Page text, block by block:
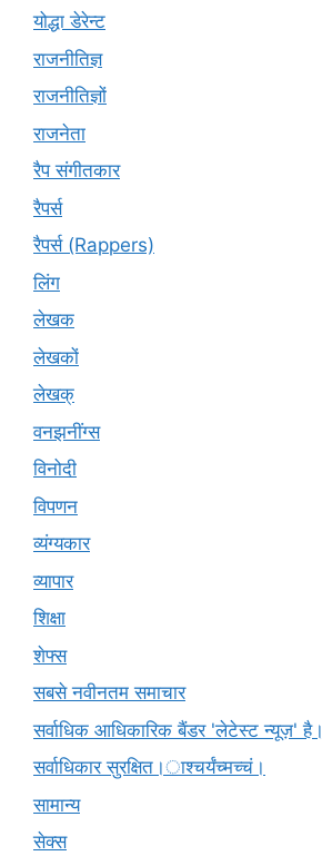
योद्धा डेरेन्ट
राजनीतिज्ञ
राजनीतिज्ञों
राजनेता
रैप संगीतकार
रैपर्स
रैपर्स (Rappers)
लिंग
लेखक
लेखकों
लेखक्
वनझनींग्स
विनोदी
विपणन
व्यंग्यकार
व्यापार
शिक्षा
शेफ्स
सबसे नवीनतम समाचार
सर्वाधिक आधिकारिक बैंडर 'लेटेस्ट न्यूज़' है।
सर्वाधिकार सुरक्षित।ाश्चर्यंच्मच्चं।
सामान्य
सेक्स